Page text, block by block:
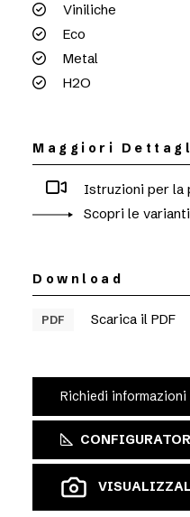
Viniliche
Eco
Metal
H2O
Maggiori
Istruzioni per la
Scopri le varianti
Download
PDF Scarica il PDF
Richiedi informazioni